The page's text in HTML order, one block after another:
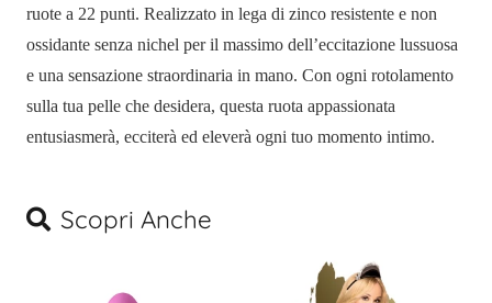
ruote a 22 punti. Realizzato in lega di zinco resistente e non
ossidante senza nichel per il massimo dell’eccitazione lussuosa
e una sensazione straordinaria in mano. Con ogni rotolamento
sulla tua pelle che desidera, questa ruota appassionata
entusiasmerà, ecciterà ed eleverà ogni tuo momento intimo.
Scopri Anche